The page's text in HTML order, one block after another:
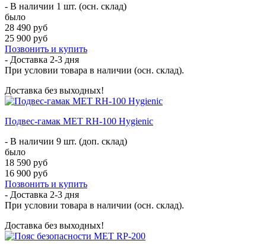
- В наличии 1 шт. (осн. склад)
было
28 490 руб
25 900 руб
Позвонить и купить
- Доставка 2-3 дня
При условии товара в наличии (осн. склад).
Доставка без выходных!
Подвес-гамак МЕТ RH-100 Hygienic
- В наличии 9 шт. (доп. склад)
было
18 590 руб
16 900 руб
Позвонить и купить
- Доставка 2-3 дня
При условии товара в наличии (осн. склад).
Доставка без выходных!